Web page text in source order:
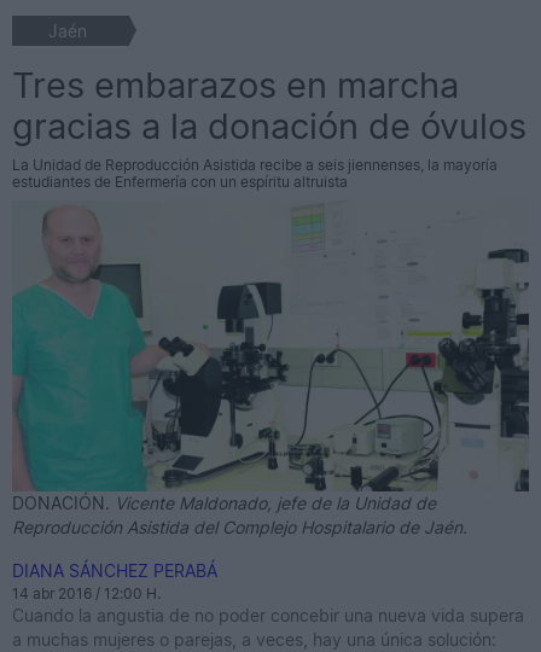
Jaén
Tres embarazos en marcha
gracias a la donación de óvulos
La Unidad de Reproducción Asistida recibe a seis jiennenses, la mayoría
estudiantes de Enfermería con un espíritu altruista
DONACIÓN. Vicente Maldonado, jefe de la Unidad de
Reproducción Asistida del Complejo Hospitalario de Jaén.
DIANA SÁNCHEZ PERABÁ
14 abr 2016 / 12:00 H.
Cuando la angustia de no poder concebir una nueva vida supera
a muchas mujeres o parejas, a veces, hay una única solución: